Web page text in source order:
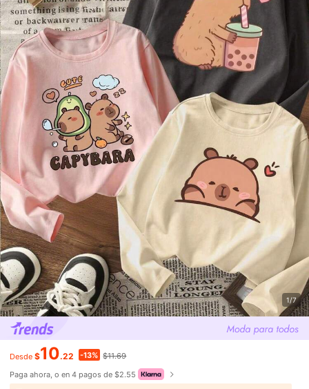
1/7
Desde $10.22 -13% $11.69
Paga ahora, o en 4 pagos de $2.55